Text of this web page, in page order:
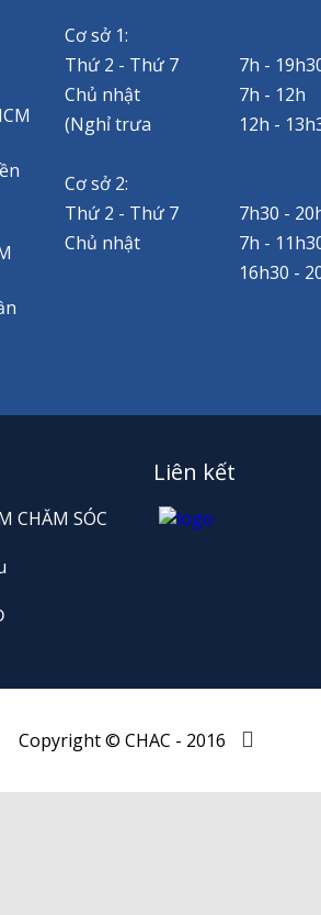
Cơ sở 1:
Thứ 2 - Thứ 7
7h -
Chủ nhật
7h - 12h
(Nghỉ trưa
12h -
Cơ sở 2:
Thứ 2 - Thứ 7
7h30 -
Chủ nhật
7h -
16h30 -
CHĂM SÓC
Liên kết
Copyright © CHAC - 2016